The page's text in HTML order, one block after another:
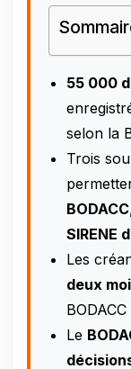
55 000
selon la
Trois
BODACC
SIRENE
Les
deux
Le